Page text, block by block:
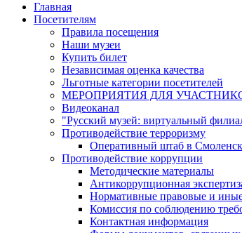
Главная
Посетителям
Правила посещения
Наши музеи
Купить билет
Независимая оценка качества
Льготные категории посетителей
МЕРОПРИЯТИЯ ДЛЯ
Видеоканал
"Русский музей: виртуальный
Противодействие терроризму
Оперативный штаб в
Противодействие коррупции
Методические материалы
Антикоррупционная
Нормативные правовые и
Комиссия по соблюдению
Контактная информация